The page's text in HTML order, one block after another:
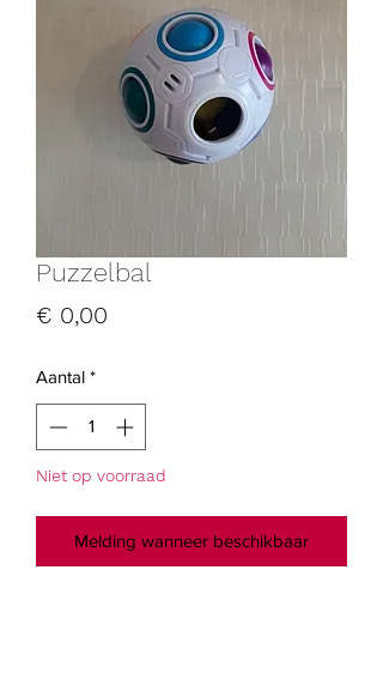
Puzzelbal
€ 0,00
Aantal *
Niet op voorraad
Melding wanneer beschikbaar